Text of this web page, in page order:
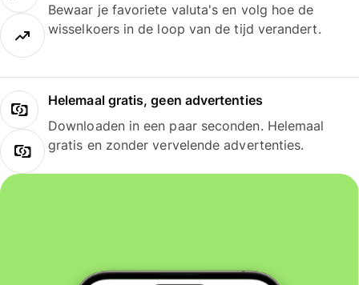
Bewaar je favoriete valuta's en volg hoe de
wisselkoers in de loop van de tijd verandert.
Helemaal gratis, geen advertenties
Downloaden in een paar seconden. Helemaal
gratis en zonder vervelende advertenties.